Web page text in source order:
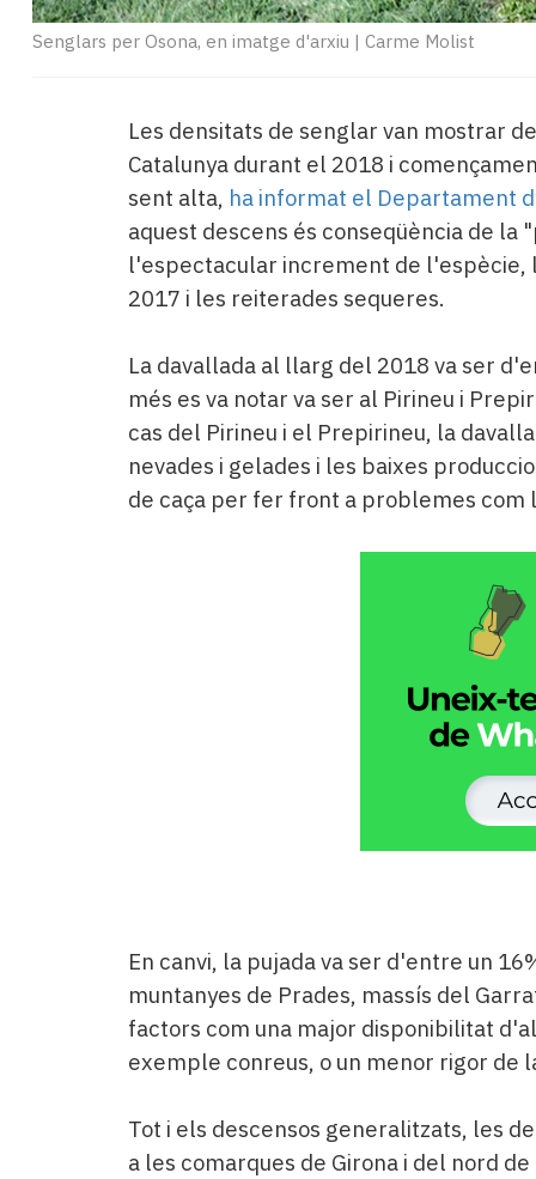
Senglars per Osona, en imatge d'arxiu | Carme Molist
Les densitats de senglar van mostrar
Catalunya durant el 2018 i
sent alta, ha informat el Departament
aquest descens és conseqüència de
l'espectacular increment de l'espècie,
2017 i les reiterades sequeres.
La davallada al llarg del 2018 va ser
més es va notar va ser al Pirineu i
cas del Pirineu i el Prepirineu, la
nevades i gelades i les baixes
de caça per fer front a problemes com
En canvi, la pujada va ser d'entre un
muntanyes de Prades, massís del
factors com una major disponibilitat
exemple conreus, o un menor rigor de
Tot i els descensos generalitzats, les
a les comarques de Girona i del nord